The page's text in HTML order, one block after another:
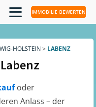
IMMOBILIE BEWERTEN
HOLSTEIN > LABENZ
Labenz
oder
Anlass – der